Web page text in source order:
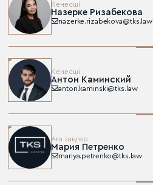
Кеңесші
Назерке Ризабекова
nazerke.rizabekova@tks.law
Кеңесші
Антон Каминский
anton.kaminski@tks.law
Аға заңгер
Мария Петренко
mariya.petrenko@tks.law